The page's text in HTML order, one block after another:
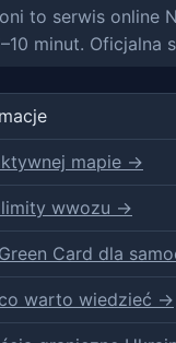
to serwis online
minut. Oficjalna
mapie →
limity wwozu →
Card dla
warto wiedzieć →